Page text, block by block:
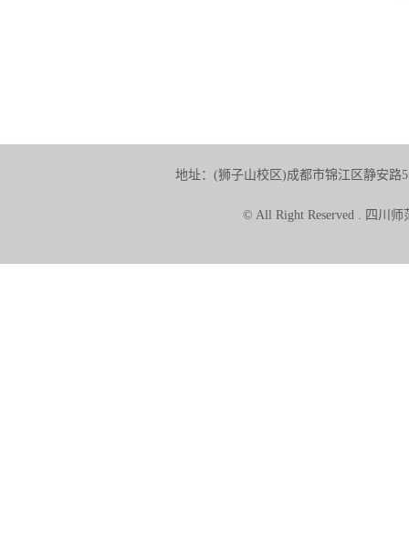
地址：(狮子山校区)成都市锦江区静
© All Right Reserved . 四川